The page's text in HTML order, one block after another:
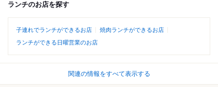
ランチのお店を探す
子連れでランチができるお店
焼肉ランチができるお店
ランチができる日曜営業のお店
関連の情報をすべて表示する